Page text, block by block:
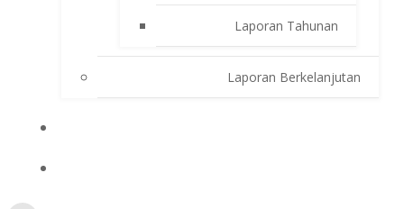
Laporan Tahunan
Laporan Berkelanjutan